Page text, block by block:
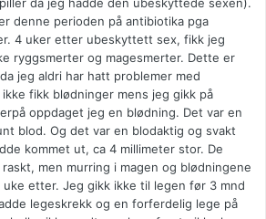
da jeg hadde den ubeskyttede sexen).
denne perioden på antibiotika pga
4 uker etter ubeskyttett sex, fikk jeg
ryggsmerter og magesmerter. Dette er
jeg aldri har hatt problemer med
fikk blødninger mens jeg gikk på
oppdaget jeg en blødning. Det var en
blod. Og det var en blodaktig og svakt
kommet ut, ca 4 millimeter stor. De
men murring i magen og blødningene
etter. Jeg gikk ikke til legen før 3 mnd
legeskrekk og en forferdelig lege på